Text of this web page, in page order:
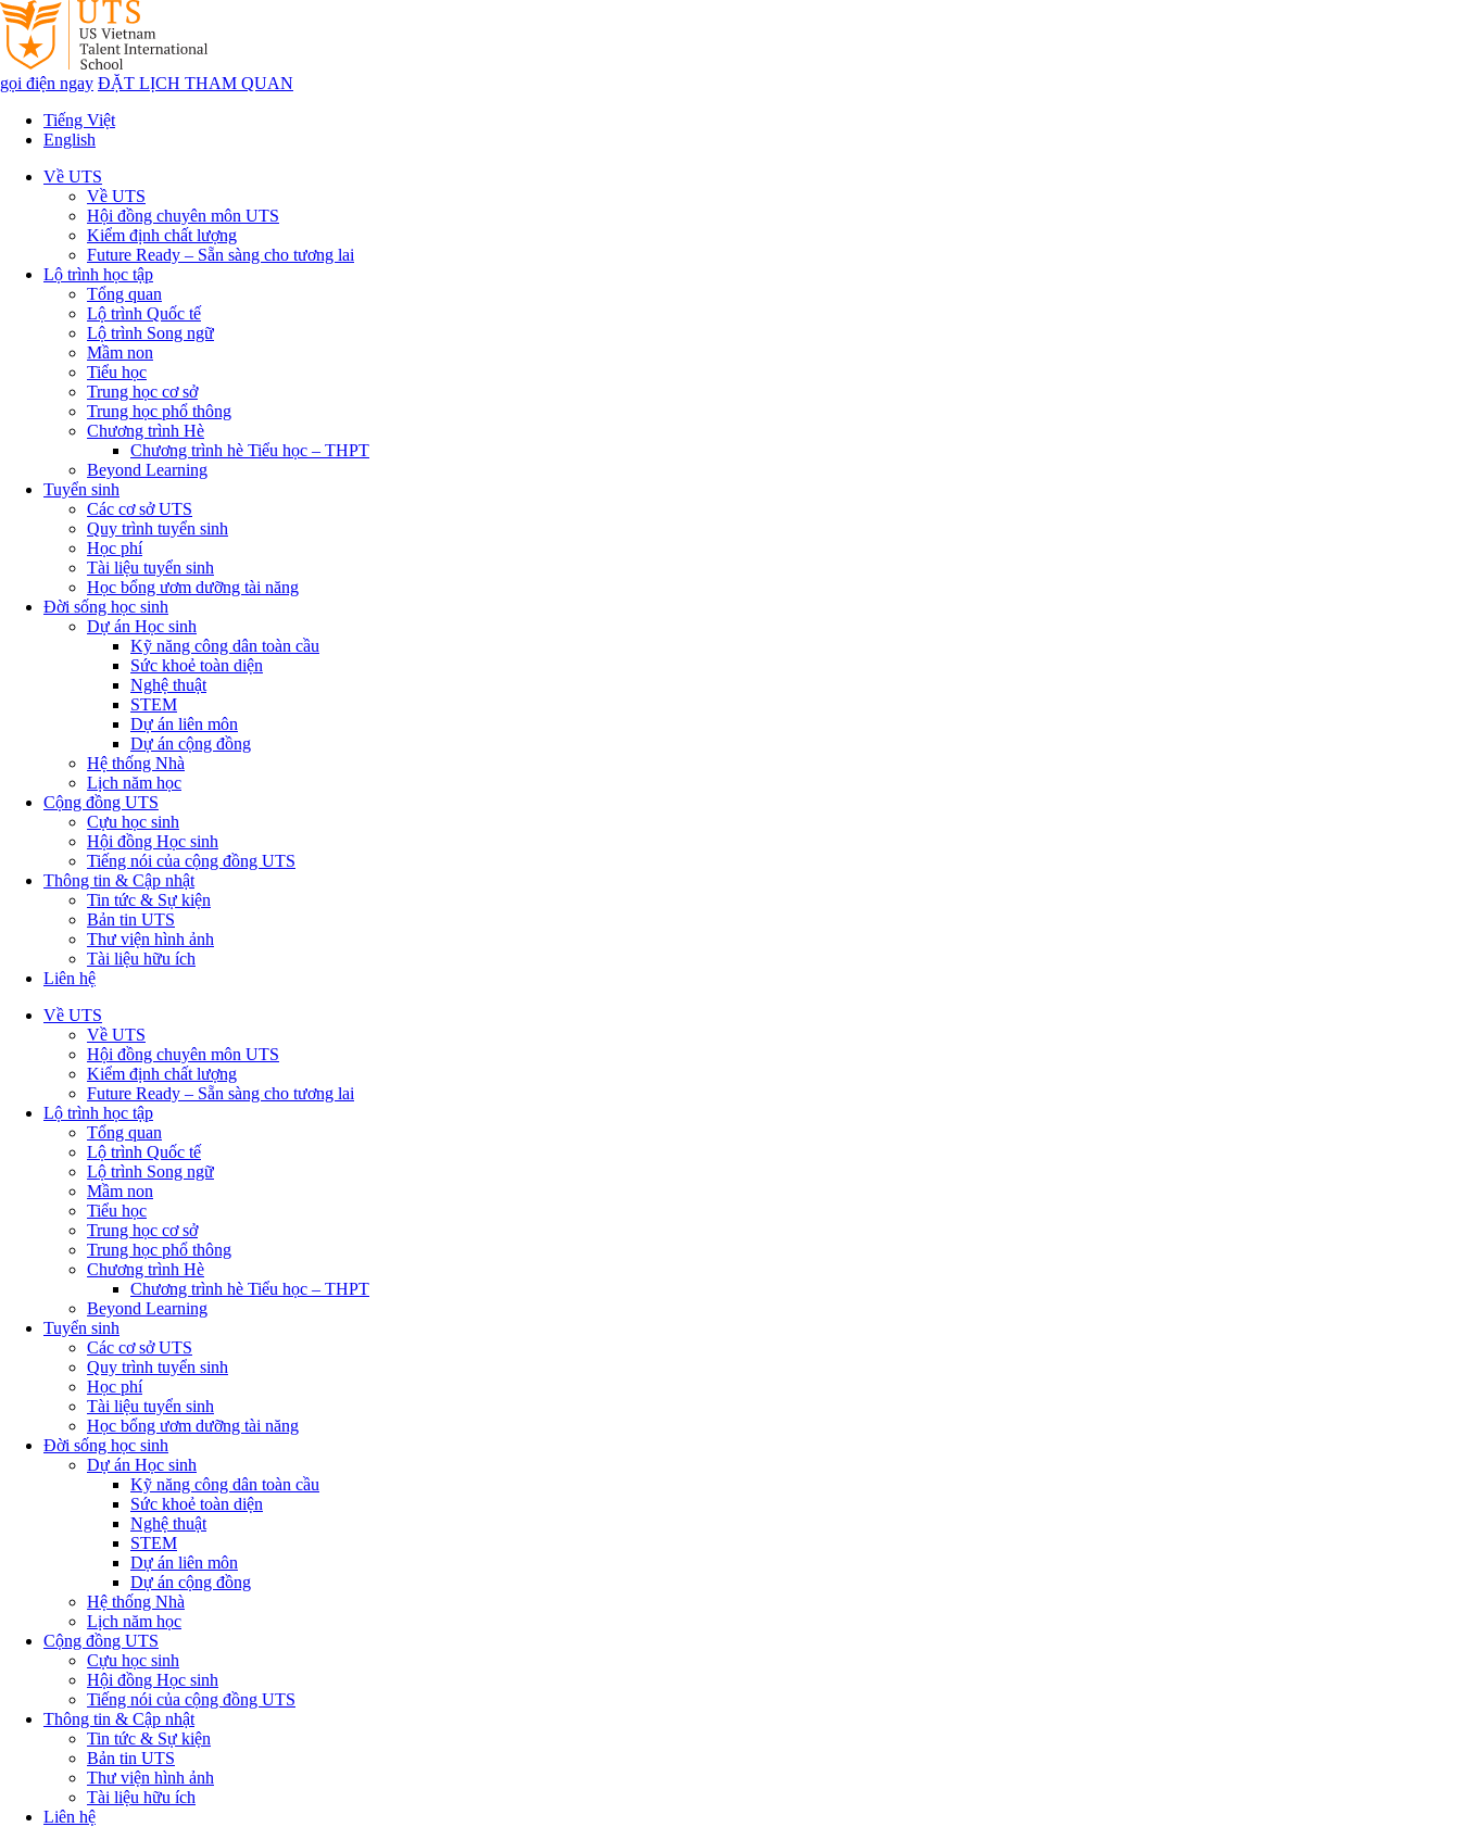
gọi điện ngay ĐẶT LỊCH THAM QUAN
Tiếng Việt
English
Về UTS
Về UTS
Hội đồng chuyên môn UTS
Kiểm định chất lượng
Future Ready – Sẵn sàng cho tương lai
Lộ trình học tập
Tổng quan
Lộ trình Quốc tế
Lộ trình Song ngữ
Mầm non
Tiểu học
Trung học cơ sở
Trung học phổ thông
Chương trình Hè
Chương trình hè Tiểu học – THPT
Beyond Learning
Tuyển sinh
Các cơ sở UTS
Quy trình tuyển sinh
Học phí
Tài liệu tuyển sinh
Học bổng ươm dưỡng tài năng
Đời sống học sinh
Dự án Học sinh
Kỹ năng công dân toàn cầu
Sức khoẻ toàn diện
Nghệ thuật
STEM
Dự án liên môn
Dự án cộng đồng
Hệ thống Nhà
Lịch năm học
Cộng đồng UTS
Cựu học sinh
Hội đồng Học sinh
Tiếng nói của cộng đồng UTS
Thông tin & Cập nhật
Tin tức & Sự kiện
Bản tin UTS
Thư viện hình ảnh
Tài liệu hữu ích
Liên hệ
Về UTS
Về UTS
Hội đồng chuyên môn UTS
Kiểm định chất lượng
Future Ready – Sẵn sàng cho tương lai
Lộ trình học tập
Tổng quan
Lộ trình Quốc tế
Lộ trình Song ngữ
Mầm non
Tiểu học
Trung học cơ sở
Trung học phổ thông
Chương trình Hè
Chương trình hè Tiểu học – THPT
Beyond Learning
Tuyển sinh
Các cơ sở UTS
Quy trình tuyển sinh
Học phí
Tài liệu tuyển sinh
Học bổng ươm dưỡng tài năng
Đời sống học sinh
Dự án Học sinh
Kỹ năng công dân toàn cầu
Sức khoẻ toàn diện
Nghệ thuật
STEM
Dự án liên môn
Dự án cộng đồng
Hệ thống Nhà
Lịch năm học
Cộng đồng UTS
Cựu học sinh
Hội đồng Học sinh
Tiếng nói của cộng đồng UTS
Thông tin & Cập nhật
Tin tức & Sự kiện
Bản tin UTS
Thư viện hình ảnh
Tài liệu hữu ích
Liên hệ